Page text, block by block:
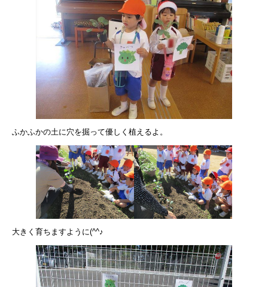
ふかふかの土に穴を掘って優しく植えるよ。
大きく育ちますように(^^♪